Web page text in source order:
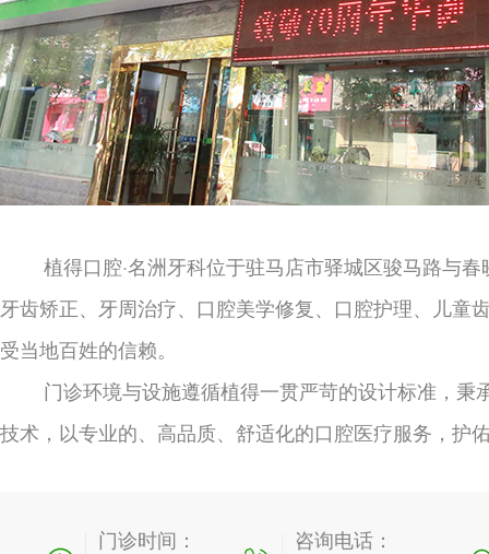
植得口腔·名洲牙科位于驻马店市驿城区骏马路与
牙齿矫正、牙周治疗、口腔美学修复、口腔护理、儿
受当地百姓的信赖。
门诊环境与设施遵循植得一贯严苛的设计标准，秉
技术，以专业的、高品质、舒适化的口腔医疗服务，护
门诊时间：
咨询电话：